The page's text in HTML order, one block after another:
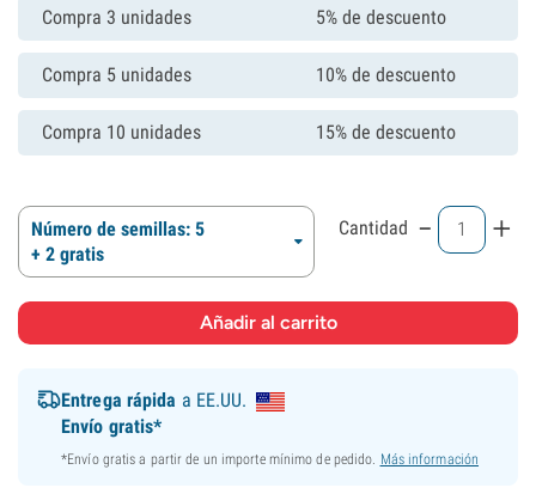
Compra 3 unidades 5% de descuento
Compra 5 unidades 10% de descuento
Compra 10 unidades 15% de descuento
Número de semillas: 5
+ 2 gratis
Cantidad - +
Entrega rápida a EE.UU.
Envío gratis*
*Envío gratis a partir de un importe mínimo de pedido. Más información